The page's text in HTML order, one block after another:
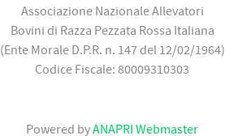
Associazione Nazionale Allevatori
Bovini di Razza Pezzata Rossa Italiana
(Ente Morale D.P.R. n. 147 del 12/02/1964)
Codice Fiscale: 80009310303
Powered byANAPRI Webmaster